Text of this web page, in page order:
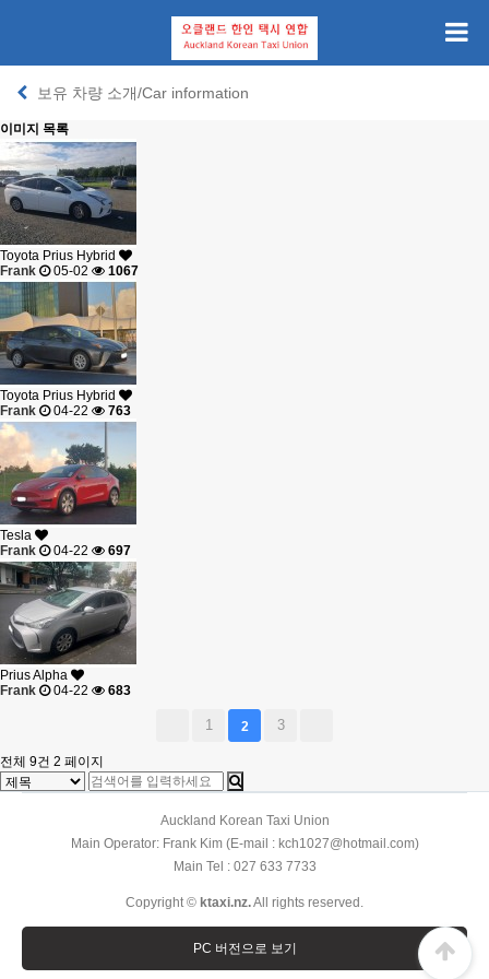
보유 차량 소개/Car information
이미지 목록
Toyota Prius Hybrid
Frank
05-02 1067
Toyota Prius Hybrid
Frank
04-22 763
Tesla
Frank
04-22 697
Prius Alpha
Frank
04-22 683
1 2 3
전체 9건 2 페이지
Auckland Korean Taxi Union
Main Operator: Frank Kim (E-mail : kch1027@hotmail.com)
Main Tel : 027 633 7733
Copyright © ktaxi.nz.All rights reserved.
PC 버전으로 보기